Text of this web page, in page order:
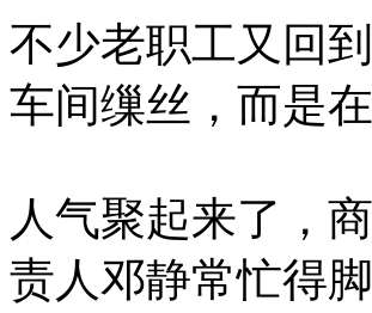
不少老职工又回
车间缫丝，而是
人气聚起来了，
责人邓静常忙得